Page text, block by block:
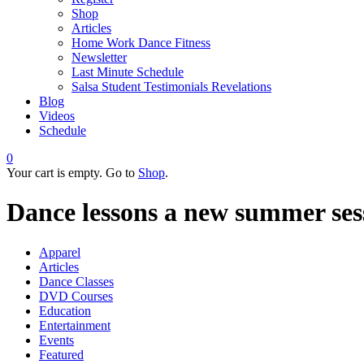
Shop
Articles
Home Work Dance Fitness
Newsletter
Last Minute Schedule
Salsa Student Testimonials Revelations
Blog
Videos
Schedule
0
Your cart is empty. Go to Shop.
Dance lessons a new summer
Apparel
Articles
Dance Classes
DVD Courses
Education
Entertainment
Events
Featured